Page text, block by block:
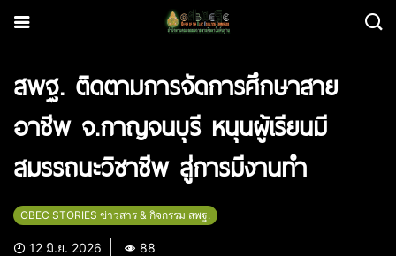
สพฐ. ติดตามการจัดการศึกษาสาย
อาชีพ จ.กาญจนบุรี หนุนผู้เรียนมี
สมรรถนะวิชาชีพ สู่การมีงานทำ
OBEC STORIES ข่าวสาร & กิจกรรม สพฐ.
12 มิ.ย. 2026 88